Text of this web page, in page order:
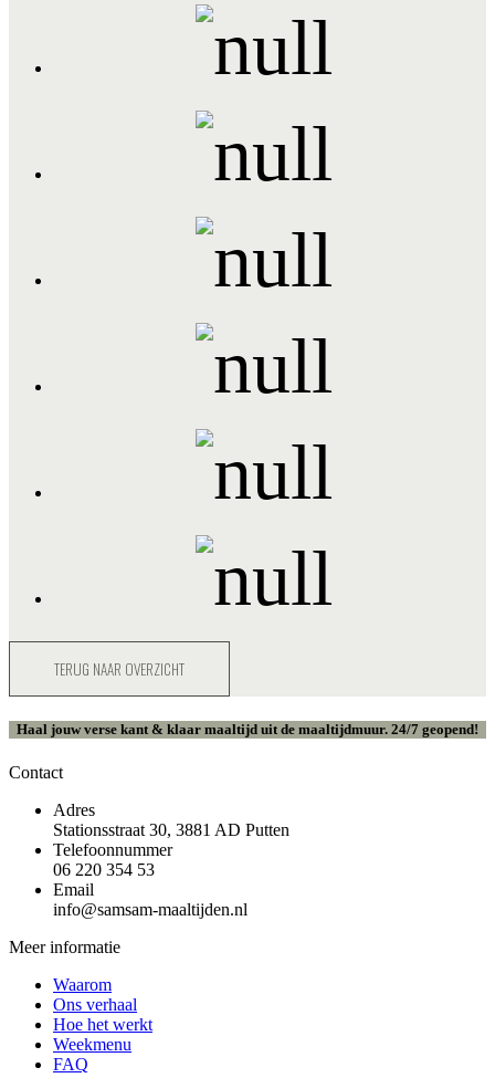
TERUG NAAR OVERZICHT
Haal jouw verse kant & klaar maaltijd uit de maaltijdmuur. 24/7 geopend!
Contact
Adres
Stationsstraat 30, 3881 AD Putten
Telefoonnummer
06 220 354 53
Email
info@samsam-maaltijden.nl
Meer informatie
Waarom
Ons verhaal
Hoe het werkt
Weekmenu
FAQ